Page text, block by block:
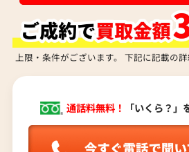
上限・条件がございます。 下記に記載の
通話料無料！ 「いくら？」